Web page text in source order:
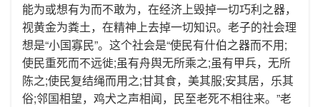
能为或想有为而不敢为，在经济上毁掉一切巧利之器，
视黄金为粪土，在精神上去掉一切知识。老子的社会理
想是“小国寡民”。这个社会是“使民有什伯之器而不用;
使民重死而不远徙;虽有舟舆无所乘之;虽有甲兵，无所
陈之;使民复结绳而用之;甘其食，美其服;安其居，乐其
俗;邻国相望，鸡犬之声相闻，民至老死不相往来。”老